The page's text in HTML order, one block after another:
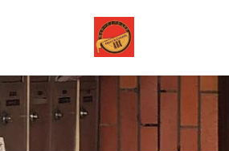
ツ
に
移
動
シ
ョ
ン
に